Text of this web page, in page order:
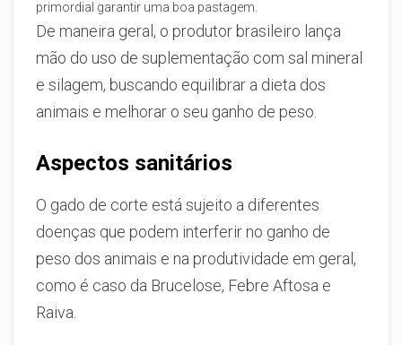
primordial garantir uma boa pastagem.
De maneira geral, o produtor brasileiro lança
mão do uso de suplementação com sal mineral
e silagem, buscando equilibrar a dieta dos
animais e melhorar o seu ganho de peso.
Aspectos sanitários
O gado de corte está sujeito a diferentes
doenças que podem interferir no ganho de
peso dos animais e na produtividade em geral,
como é caso da Brucelose, Febre Aftosa e
Raiva.